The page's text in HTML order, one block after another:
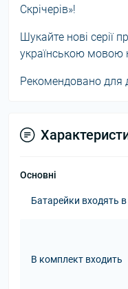
Скрічерів»!
Шукайте нові серії
українською мовою
Рекомендовано для
Основні
Батарейки входять
В комплект входить